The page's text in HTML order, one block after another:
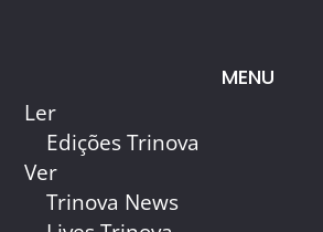
MENU
Ler
Edições Trinova
Ver
Trinova News